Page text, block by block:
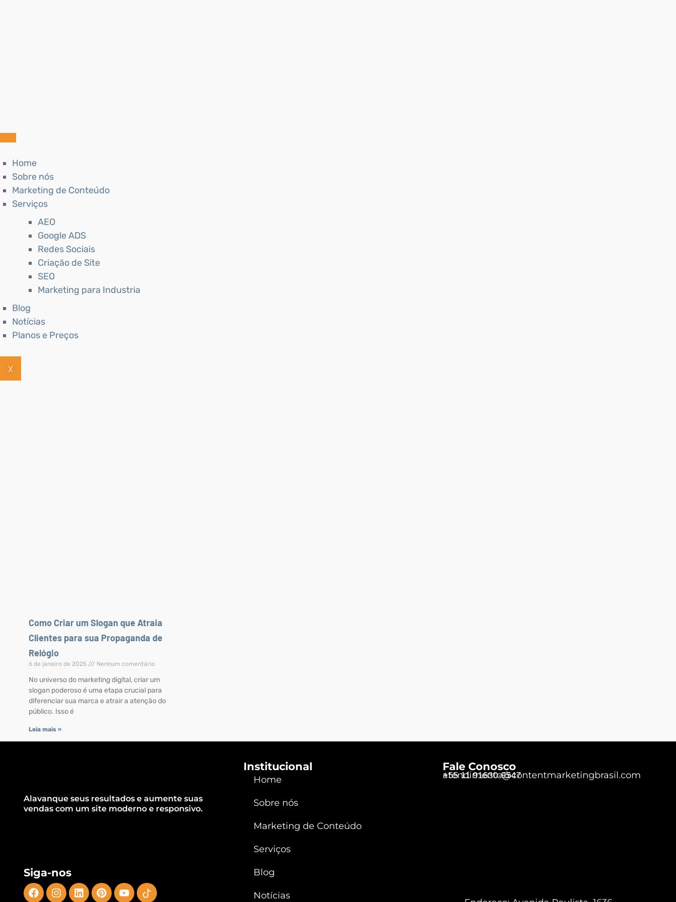
Home
Sobre nós
Marketing de Conteúdo
Serviços
AEO
Google ADS
Redes Sociais
Criação de Site
SEO
Marketing para Industria
Blog
Notícias
Planos e Preços
X
Como Criar um Slogan que Atraia
Clientes para sua Propaganda de
Relógio
6 de janeiro de 2025 Nenhum comentário
No universo do marketing digital, criar um
slogan poderoso é uma etapa crucial para
diferenciar sua marca e atrair a atenção do
público. Isso é
Leia mais »
Alavanque seus resultados e aumente suas
vendas com um site moderno e responsivo.
Siga-nos
Institucional
Home
Sobre nós
Marketing de Conteúdo
Serviços
Blog
Notícias
Fale Conosco
+55 11 91630-9547
atendimento@contentmarketingbrasil.com